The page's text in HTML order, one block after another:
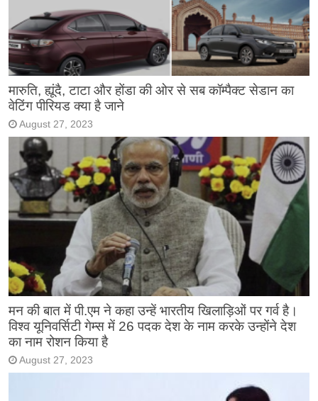
मारुति, ह्यूंदै, टाटा और होंडा की ओर से सब कॉम्पैक्ट सेडान का
वेटिंग पीरियड क्या है जाने
August 27, 2023
मन की बात में पी.एम ने कहा उन्हें भारतीय खिलाड़िओं पर गर्व है।
विश्व यूनिवर्सिटी गेम्स में 26 पदक देश के नाम करके उन्होंने देश
का नाम रोशन किया है
August 27, 2023